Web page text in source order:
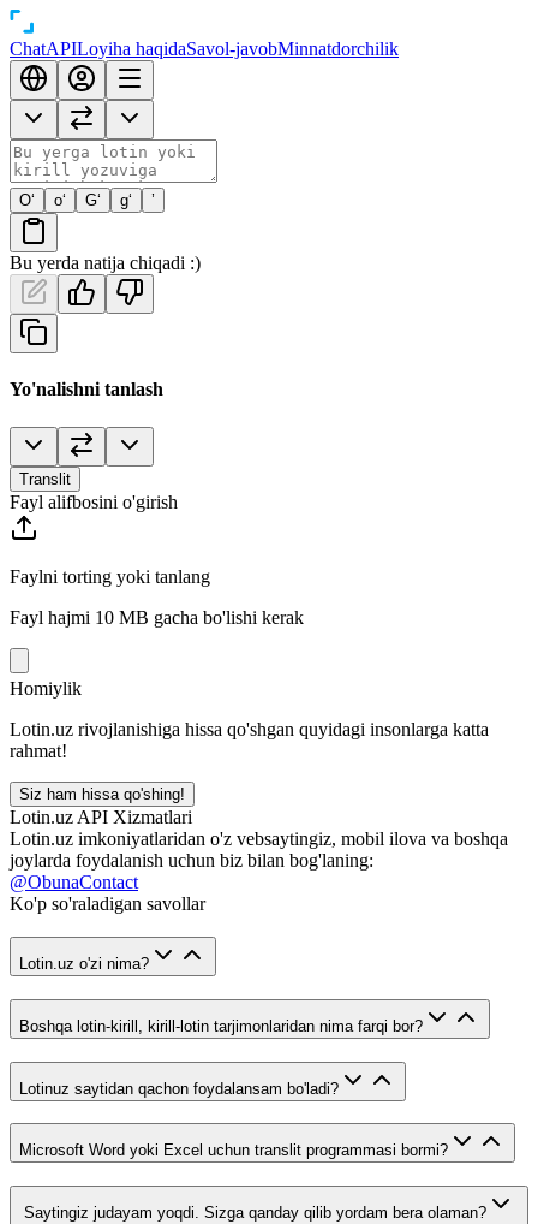
ChatAPILoyiha haqidaSavol-javobMinnatdorchilik
O‘ o‘ G‘ g‘ ’
Bu yerda natija chiqadi :)
Yo'nalishni tanlash
Translit
Fayl alifbosini o'girish
Faylni torting yoki tanlang
Fayl hajmi 10 MB gacha bo'lishi kerak
Homiylik
Lotin.uz rivojlanishiga hissa qo'shgan quyidagi insonlarga katta
rahmat!
Siz ham hissa qo'shing!
Lotin.uz API Xizmatlari
Lotin.uz imkoniyatlaridan o'z vebsaytingiz, mobil ilova va boshqa
joylarda foydalanish uchun biz bilan bog'laning:
@ObunaContact
Ko'p so'raladigan savollar
Lotin.uz o'zi nima?
Boshqa lotin-kirill, kirill-lotin tarjimonlaridan nima farqi bor?
Lotinuz saytidan qachon foydalansam bo'ladi?
Microsoft Word yoki Excel uchun translit programmasi bormi?
Saytingiz judayam yoqdi. Sizga qanday qilib yordam bera olaman?